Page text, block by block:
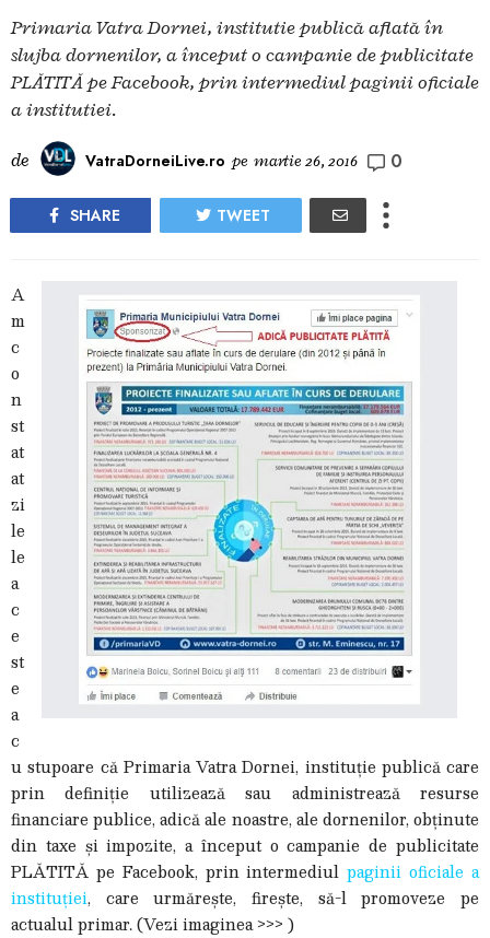
Primaria Vatra Dornei, instituție publică aflată în
slujba dornenilor, a început o campanie de publicitate
PLĂTITĂ pe Facebook, prin intermediul paginii oficiale
a instituției.
de VatraDorneiLive.ro pe martie 26, 2016 0
SHARE TWEET
A
m
c
o
n
st
at
at
zi
le
le
a
c
e
st
e
a
c
u stupoare că Primaria Vatra Dornei, instituție publică care
prin definiție utilizează sau administrează resurse
financiare publice, adică ale noastre, ale dornenilor, obținute
din taxe și impozite, a început o campanie de publicitate
PLĂTITĂ pe Facebook, prin intermediulpaginii oficiale a
instituției, care urmărește, firește, să-l promoveze pe
actualul primar. (Vezi imaginea >>> )